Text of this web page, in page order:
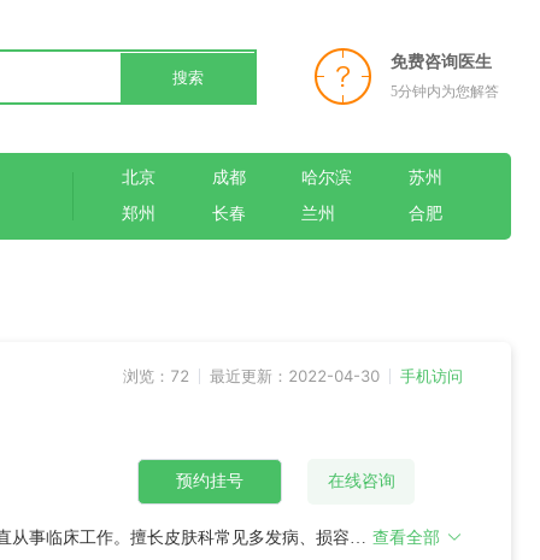
搜索
免费咨询医生
5分钟内为您解答
北京
郑州
成都
长春
哈尔滨
兰州
苏州
合肥
浏览：72 最近更新：2022-04-30 手机访问
从事临床工作。擅长皮肤科常见多发病、损容性 查看全部
预约挂号 在线咨询